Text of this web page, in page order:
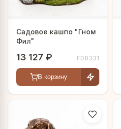
Садовое кашпо "Гном
Фил"
13 127 ₽ F08331
В корзину